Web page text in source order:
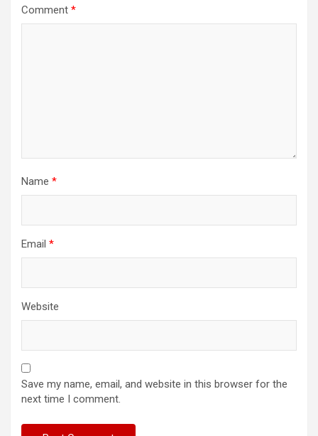
Comment *
Name *
Email *
Website
Save my name, email, and website in this browser for the
next time I comment.